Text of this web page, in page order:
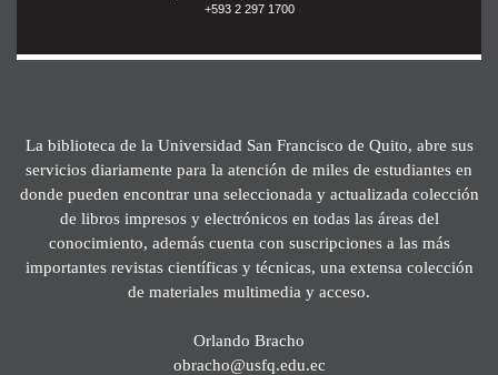
+593 2 297 1700
La biblioteca de la Universidad San Francisco de Quito, abre sus
servicios diariamente para la atención de miles de estudiantes en
donde pueden encontrar una seleccionada y actualizada colección
de libros impresos y electrónicos en todas las áreas del
conocimiento, además cuenta con suscripciones a las más
importantes revistas científicas y técnicas, una extensa colección
de materiales multimedia y acceso.
Orlando Bracho
obracho@usfq.edu.ec